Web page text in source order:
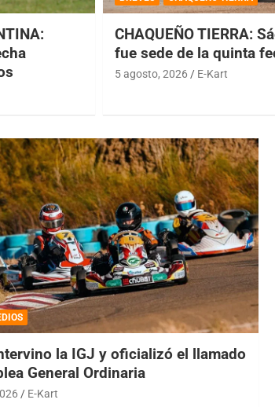
CHAQUEÑO TIERRA:
fue sede de la quinta
5 agosto, 2026 E-Kart
la IGJ y oficializó el llamado
General Ordinaria
E-Kart